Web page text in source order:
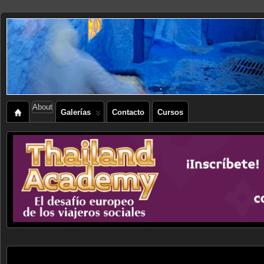
About
Galerías Contacto Cursos